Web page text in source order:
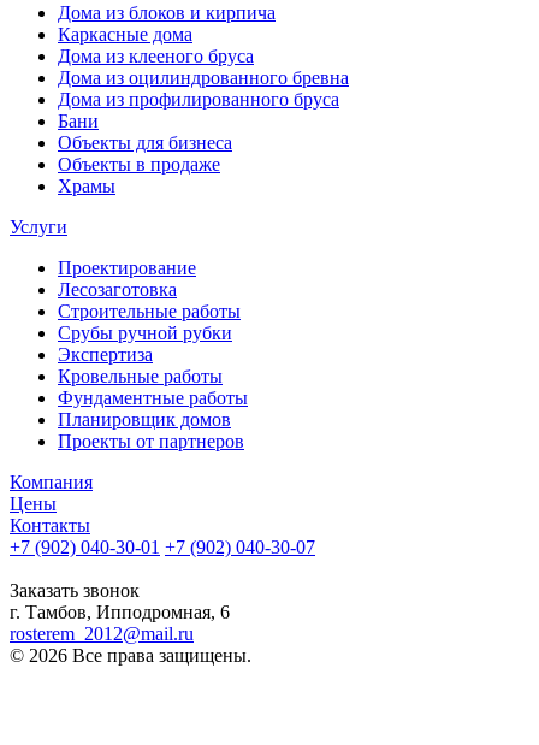
Дома из блоков и кирпича
Каркасные дома
Дома из клееного бруса
Дома из оцилиндрованного бревна
Дома из профилированного бруса
Бани
Объекты для бизнеса
Объекты в продаже
Храмы
Услуги
Проектирование
Лесозаготовка
Строительные работы
Срубы ручной рубки
Экспертиза
Кровельные работы
Фундаментные работы
Планировщик домов
Проекты от партнеров
Компания
Цены
Контакты
+7 (902) 040-30-01 +7 (902) 040-30-07
Заказать звонок
г. Тамбов, Ипподромная, 6
rosterem_2012@mail.ru
© 2026 Все права защищены.